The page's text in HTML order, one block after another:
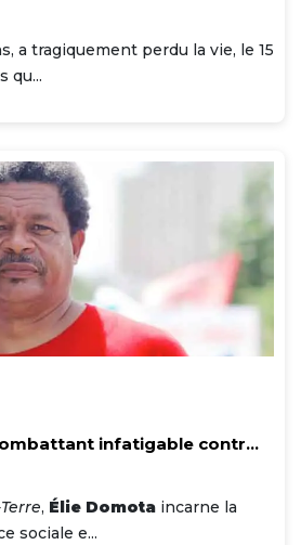
a tragiquement perdu la vie, le 15
qu...
infatigable contr...
, Élie Domota incarne la
sociale e...